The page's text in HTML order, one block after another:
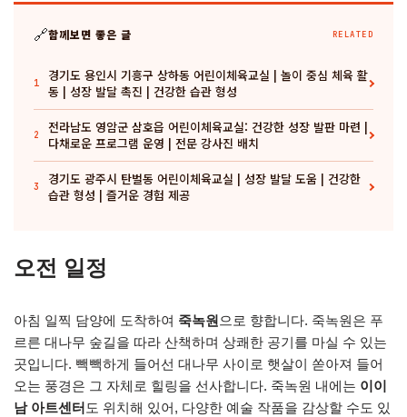
🔗함께보면 좋은 글 RELATED
1
경기도 용인시 기흥구 상하동 어린이체육교실 | 놀이 중심 체육 활
동 | 성장 발달 촉진 | 건강한 습관 형성
2
전라남도 영암군 삼호읍 어린이체육교실: 건강한 성장 발판 마련 |
다채로운 프로그램 운영 | 전문 강사진 배치
3
경기도 광주시 탄벌동 어린이체육교실 | 성장 발달 도움 | 건강한
습관 형성 | 즐거운 경험 제공
오전 일정
아침 일찍 담양에 도착하여 죽녹원 으로 향합니다. 죽녹원은 푸
르른 대나무 숲길을 따라 산책하며 상쾌한 공기를 마실 수 있는
곳입니다. 빽빽하게 들어선 대나무 사이로 햇살이 쏟아져 들어
오는 풍경은 그 자체로 힐링을 선사합니다. 죽녹원 내에는 이이
남 아트센터 도 위치해 있어, 다양한 예술 작품을 감상할 수도 있